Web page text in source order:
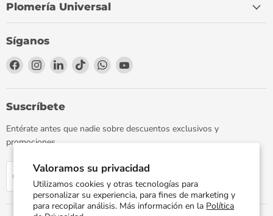
Valoramos su privacidad
Utilizamos cookies y otras tecnologías para
personalizar su experiencia, para fines de marketing y
para recopilar análisis. Más información en la Política
Plomería Universal
Síganos
Encuéntrenos
Facebook
Encuéntrenos
Instagram
Encuéntrenos
LinkedIn
Encuéntrenos
TikTok
Encuéntrenos
WhatsApp
Encuéntrenos
YouTube
Suscríbete
Entérate antes que nadie sobre descuentos exclusivos y
promociones.
Correo electrónico